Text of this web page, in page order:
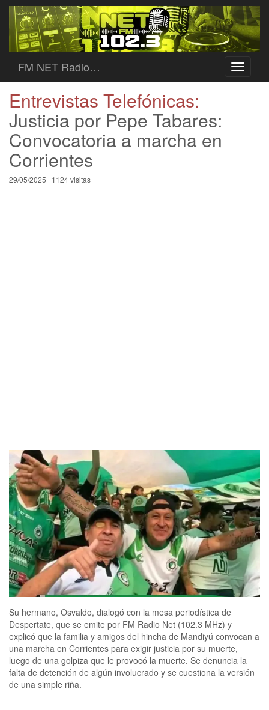
Toggle
FM NET Radio…
Entrevistas Telefónicas:
Justicia por Pepe Tabares:
Convocatoria a marcha en
Corrientes
29/05/2025 | 1124 visitas
Su hermano, Osvaldo, dialogó con la mesa periodística de
Despertate, que se emite por FM Radio Net (102.3 MHz) y
explicó que la familia y amigos del hincha de Mandiyú convocan a
una marcha en Corrientes para exigir justicia por su muerte,
luego de una golpiza que le provocó la muerte. Se denuncia la
falta de detención de algún involucrado y se cuestiona la versión
de una simple riña.